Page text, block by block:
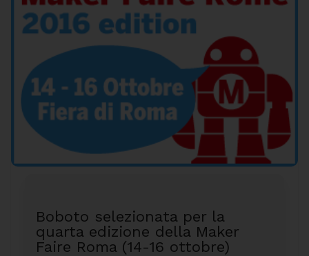
Boboto selezionata per la
quarta edizione della Maker
Faire Roma (14-16 ottobre)